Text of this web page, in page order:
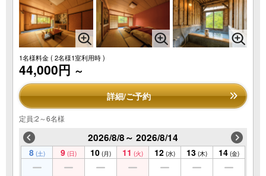
1名様料金( 2名様1室利用時 )
44,000円 ～
詳細/ご予約
定員:2～6名様
2026/8/8～ 2026/8/14
8 (土) 9 (日) 10 (月) 11 (火) 12 (水) 13 (木) 14 (金)